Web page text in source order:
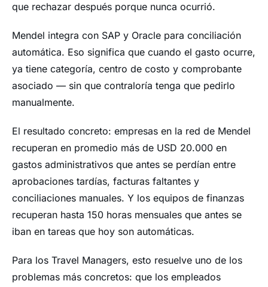
que rechazar después porque nunca ocurrió.
Mendel integra con SAP y Oracle para conciliación
automática. Eso significa que cuando el gasto ocurre,
ya tiene categoría, centro de costo y comprobante
asociado — sin que contraloría tenga que pedirlo
manualmente.
El resultado concreto: empresas en la red de Mendel
recuperan en promedio más de USD 20.000 en
gastos administrativos que antes se perdían entre
aprobaciones tardías, facturas faltantes y
conciliaciones manuales. Y los equipos de finanzas
recuperan hasta 150 horas mensuales que antes se
iban en tareas que hoy son automáticas.
Para los Travel Managers, esto resuelve uno de los
problemas más concretos: que los empleados